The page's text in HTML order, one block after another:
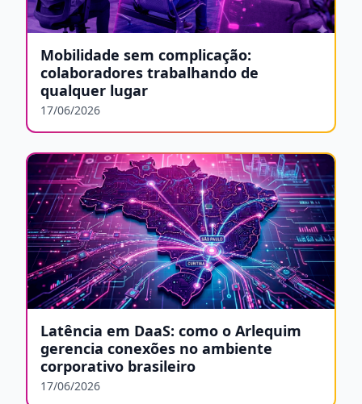
Mobilidade sem complicação:
colaboradores trabalhando de
qualquer lugar
17/06/2026
Latência em DaaS: como o Arlequim
gerencia conexões no ambiente
corporativo brasileiro
17/06/2026